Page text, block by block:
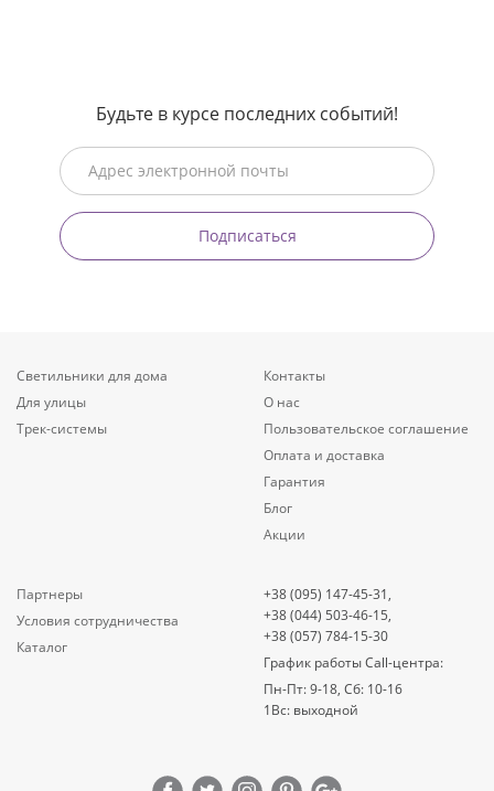
Будьте в курсе последних событий!
Подписаться
Светильники для дома
Для улицы
Трек-системы
Контакты
О нас
Пользовательское соглашение
Оплата и доставка
Гарантия
Блог
Акции
Партнеры
Условия сотрудничества
Каталог
+38 (095) 147-45-31,
+38 (044) 503-46-15,
+38 (057) 784-15-30
График работы Call-центра:
Пн-Пт: 9-18, Сб: 10-16
1Вс: выходной